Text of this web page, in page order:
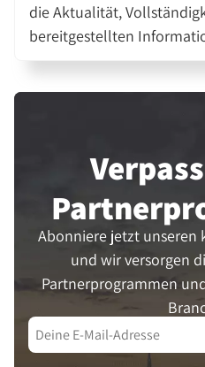
die Aktualität,
bereitgestellten
Abonniere jetzt unseren
und wir versorgen
Partnerprogrammen